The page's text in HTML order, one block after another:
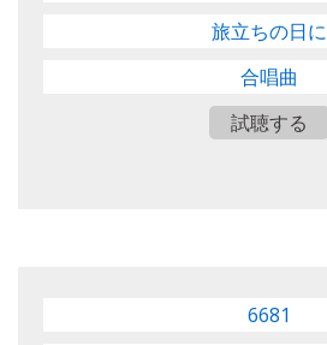
旅立ちの日に
合唱曲
試聴する
6681